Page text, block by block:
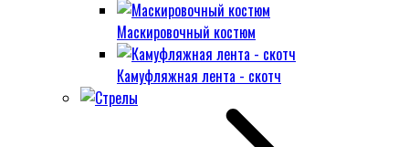
Маскировочный костюм
Камуфляжная лента - скотч